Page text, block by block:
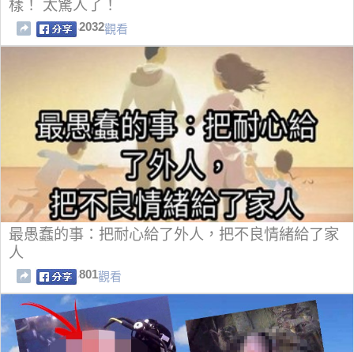
樣！ 太驚人了！
2032觀看
最愚蠢的事：把耐心給了外人，把不良情緒給了家
人
801觀看